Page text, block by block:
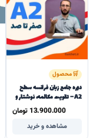
🛒 محصول
دوره جامع زبان فرانسه سطح
A2 – تقویت مکالمه، نوشتار و
درک مطلب (5 ترم کامل)13.900.000 تومان
مشاهده و خرید